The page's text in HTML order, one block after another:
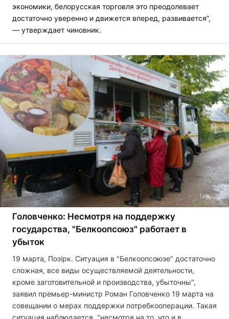
экономики, белорусская торговля это преодолевает
достаточно уверенно и движется вперед, развивается”,
— утверждает чиновник.
Головченко: Несмотря на поддержку
государства, "Белкоопсоюз" работает в
убыток
19 марта, Позірк. Ситуация в "Белкоопсоюзе" достаточно
сложная, все виды осуществляемой деятельности,
кроме заготовительной и производства, убыточны",
заявил премьер-министр Роман Головченко 19 марта на
совещании о мерах поддержки потребкооперации. Такая